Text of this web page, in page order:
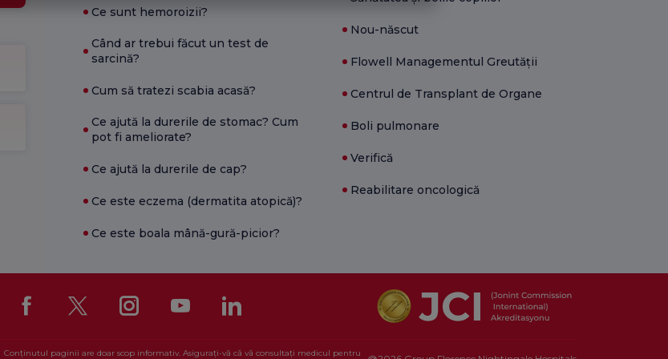
Ce sunt hemoroizii?
Când ar trebui făcut un test de
sarcină?
Cum să tratezi scabia acasă?
Ce ajută la durerile de stomac? Cum
pot fi ameliorate?
Ce ajută la durerile de cap?
Ce este eczema (dermatita atopică)?
Ce este boala mână-gură-picior?
Nou-născut
Flowell Managementul Greutății
Centrul de Transplant de Organe
Boli pulmonare
Verifică
Reabilitare oncologică
Conținutul paginii are doar scop informativ. Asigurați-vă că vă consultați medicul pentru